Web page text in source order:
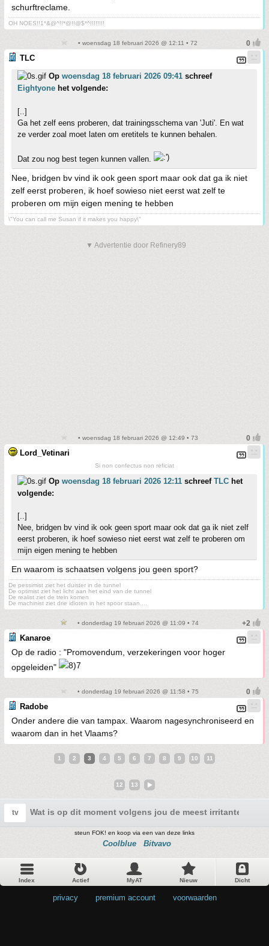
schurftreclame.
OH NOES!!1*&@^!!*@!!@$*^!!!!!!!!
• woensdag 18 februari 2026 @ 12:11 • 72
TLC
Op woensdag 18 februari 2026 09:41 schreef
Eightyone het volgende:
[..]
Ga het zelf eens proberen, dat trainingsschema van 'Juti'. En wat
ze verder zoal moet laten om eretitels te kunnen behalen.
Dat zou nog best tegen kunnen vallen.
Nee, bridgen bv vind ik ook geen sport maar ook dat ga ik niet
zelf eerst proberen, ik hoef sowieso niet eerst wat zelf te
proberen om mijn eigen mening te hebben
\"You can call me Susan if it makes you happy\"
▼ Advertentie door Refinery89
• woensdag 18 februari 2026 @ 12:49 • 73
Lord_Vetinari
Si non confectus non reficiat
Op woensdag 18 februari 2026 12:11 schreef TLC het
volgende:
[..]
Nee, bridgen bv vind ik ook geen sport maar ook dat ga ik niet zelf
eerst proberen, ik hoef sowieso niet eerst wat zelf te proberen om
mijn eigen mening te hebben
En waarom is schaatsen volgens jou geen sport?
De pessimist ziet het duister in de tunnel
De optimist ziet het licht aan het eind van de tunnel
De realist ziet de trein komen
De machinist ziet drie idioten in het spoor staan....
• donderdag 19 februari 2026 @ 11:09 • 74
Kanaroe
Op de radio : "Promovendum, verzekeringen voor hoger
opgeleiden"
• donderdag 19 februari 2026 @ 11:58 • 75
Radobe
Onder andere die van tampax. Waarom nagesynchroniseerd en
waarom dan in het Vlaams?
1 2 3 4 5 6 7 8 9 10 11
12 13
tv Wat is op dit moment volgens jou de meest irritante
steun FOK! en koop via een van deze links
Coolblue Bitvavo
Index Actief MyAT Nieuw Dicht
privacy premium account voorwaarden